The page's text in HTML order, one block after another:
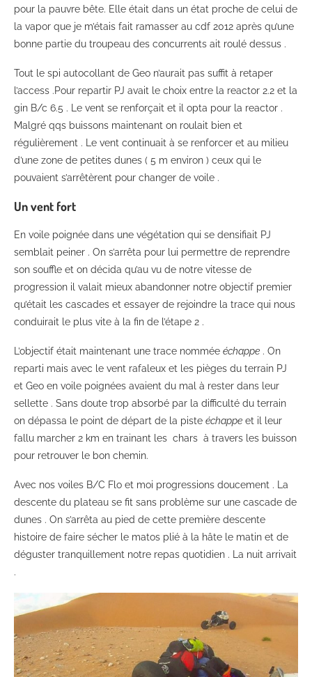
pour la pauvre bête. Elle était dans un état proche de celui de
la vapor que je m’étais fait ramasser au cdf 2012 après qu’une
bonne partie du troupeau des concurrents ait roulé dessus .
Tout le spi autocollant de Geo n’aurait pas suffit à retaper
l’access .Pour repartir PJ avait le choix entre la reactor 2.2 et la
gin B/c 6.5 . Le vent se renforçait et il opta pour la reactor .
Malgré qqs buissons maintenant on roulait bien et
régulièrement . Le vent continuait à se renforcer et au milieu
d’une zone de petites dunes ( 5 m environ ) ceux qui le
pouvaient s’arrêtèrent pour changer de voile .
Un vent fort
En voile poignée dans une végétation qui se densifiait PJ
semblait peiner . On s’arrêta pour lui permettre de reprendre
son souffle et on décida qu’au vu de notre vitesse de
progression il valait mieux abandonner notre objectif premier
qu’était les cascades et essayer de rejoindre la trace qui nous
conduirait le plus vite à la fin de l’étape 2 .
L’objectif était maintenant une trace nommée échappe . On
reparti mais avec le vent rafaleux et les pièges du terrain PJ
et Geo en voile poignées avaient du mal à rester dans leur
sellette . Sans doute trop absorbé par la difficulté du terrain
on dépassa le point de départ de la piste échappe et il leur
fallu marcher 2 km en trainant les chars à travers les buisson
pour retrouver le bon chemin.
Avec nos voiles B/C Flo et moi progressions doucement . La
descente du plateau se fit sans problème sur une cascade de
dunes . On s’arrêta au pied de cette première descente
histoire de faire sécher le matos plié à la hâte le matin et de
déguster tranquillement notre repas quotidien . La nuit arrivait
.